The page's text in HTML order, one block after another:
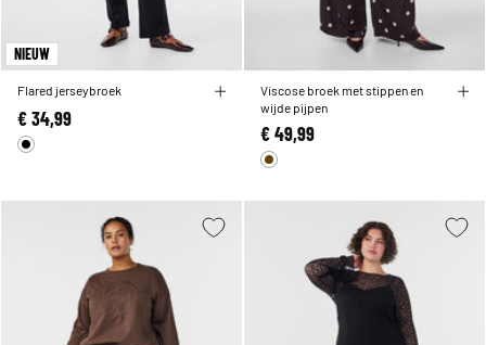
NIEUW
Flared jerseybroek
€ 34,99
Viscose broek met stippen en
wijde pijpen
€ 49,99